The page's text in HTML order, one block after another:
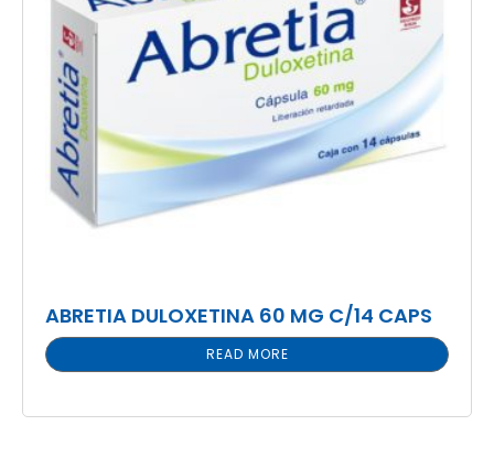
ABRETIA DULOXETINA 60 MG C/14 CAPS
READ MORE